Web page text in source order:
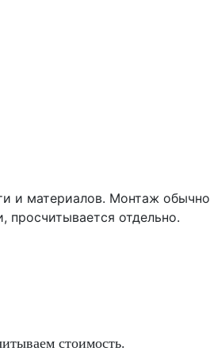
и материалов. Монтаж обычно
просчитывается отдельно.
стоимость.